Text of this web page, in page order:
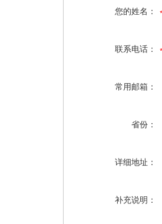
您的姓名：
联系电话：
常用邮箱：
省份：
详细地址：
补充说明：